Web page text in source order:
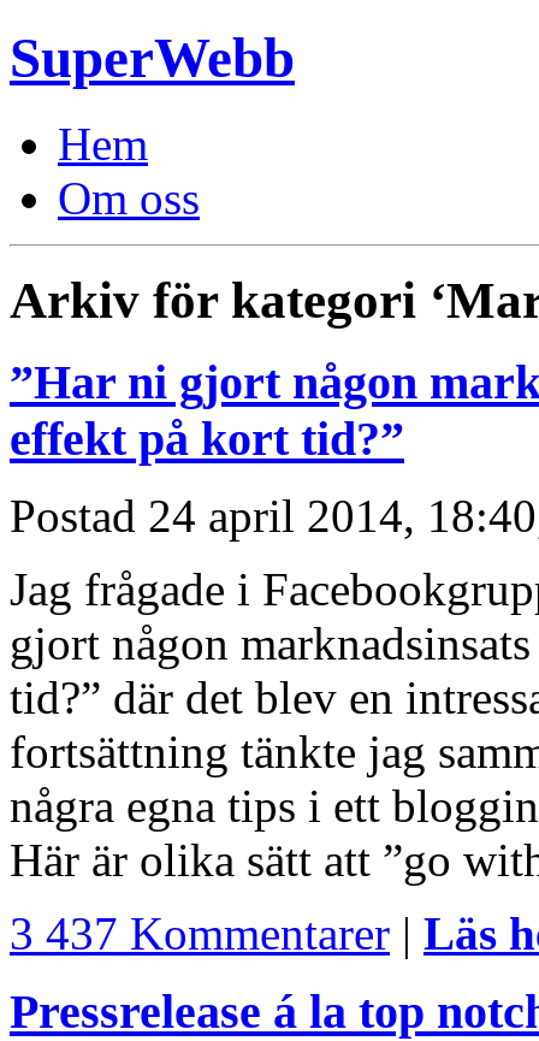
SuperWebb
Hem
Om oss
Arkiv för kategori
”Har ni gjort någon
effekt på kort tid?”
Postad 24 april 2014,
Jag frågade i
gjort någon
tid?” där det blev en
fortsättning tänkte jag
några egna tips i ett
Här är olika sätt att ”go
3 437 Kommentarer | Läs
Pressrelease á la top